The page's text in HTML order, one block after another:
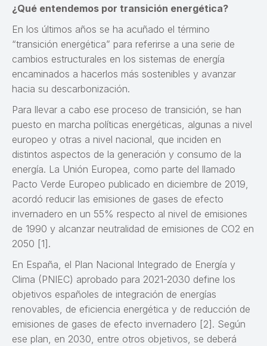
¿Qué entendemos por transición energética?
En los últimos años se ha acuñado el término
“transición energética” para referirse a una serie de
cambios estructurales en los sistemas de energía
encaminados a hacerlos más sostenibles y avanzar
hacia su descarbonización.
Para llevar a cabo ese proceso de transición, se han
puesto en marcha políticas energéticas, algunas a nivel
europeo y otras a nivel nacional, que inciden en
distintos aspectos de la generación y consumo de la
energía. La Unión Europea, como parte del llamado
Pacto Verde Europeo publicado en diciembre de 2019,
acordó reducir las emisiones de gases de efecto
invernadero en un 55% respecto al nivel de emisiones
de 1990 y alcanzar neutralidad de emisiones de CO2 en
2050 [1].
En España, el Plan Nacional Integrado de Energía y
Clima (PNIEC) aprobado para 2021-2030 define los
objetivos españoles de integración de energías
renovables, de eficiencia energética y de reducción de
emisiones de gases de efecto invernadero [2]. Según
ese plan, en 2030, entre otros objetivos, se deberá